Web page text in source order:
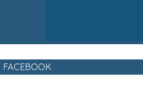
FACEBOOK